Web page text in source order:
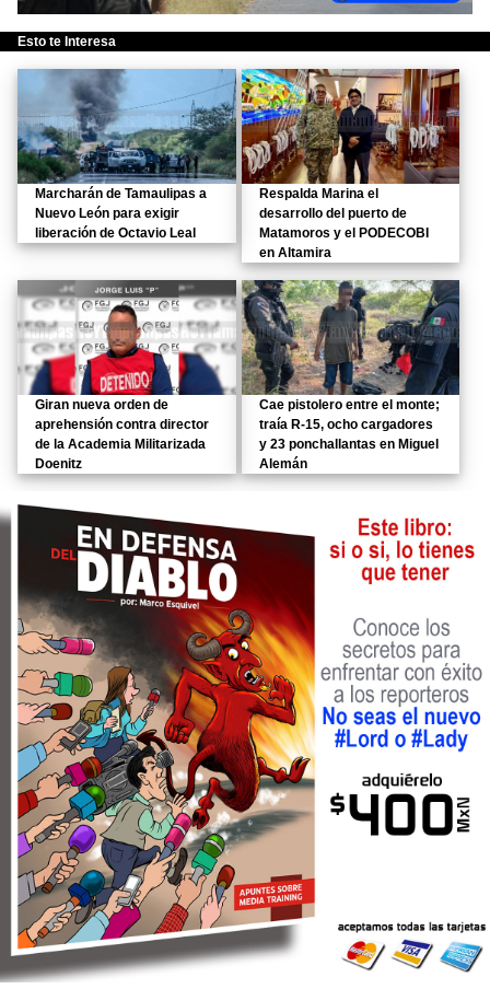
Esto te Interesa
Marcharán de Tamaulipas a
Nuevo León para exigir
liberación de Octavio Leal
Respalda Marina el
desarrollo del puerto de
Matamoros y el PODECOBI
en Altamira
Giran nueva orden de
aprehensión contra director
de la Academia Militarizada
Doenitz
Cae pistolero entre el monte;
traía R-15, ocho cargadores
y 23 ponchallantas en Miguel
Alemán